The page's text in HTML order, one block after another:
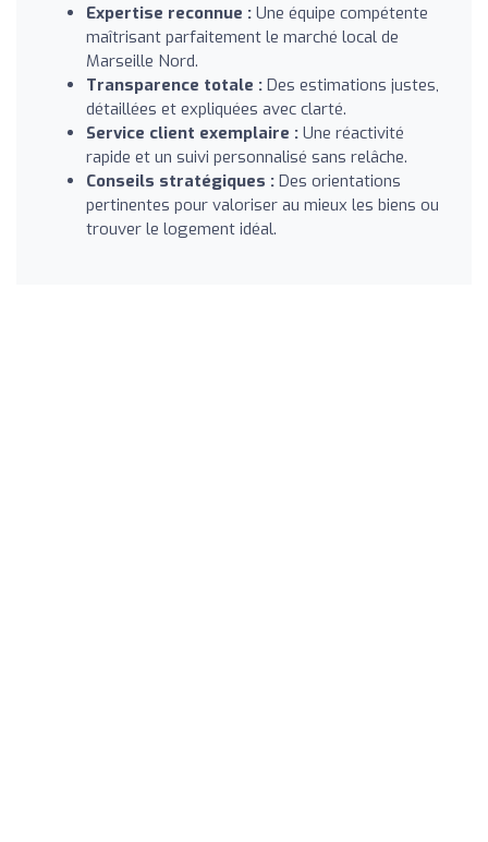
Expertise reconnue : Une équipe compétente
maîtrisant parfaitement le marché local de
Marseille Nord.
Transparence totale : Des estimations justes,
détaillées et expliquées avec clarté.
Service client exemplaire : Une réactivité
rapide et un suivi personnalisé sans relâche.
Conseils stratégiques : Des orientations
pertinentes pour valoriser au mieux les biens ou
trouver le logement idéal.